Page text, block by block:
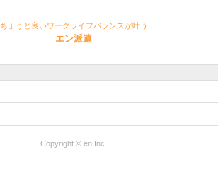
ちょうど良いワークライフバランスが叶う
エン派遣
Copyright © en Inc.